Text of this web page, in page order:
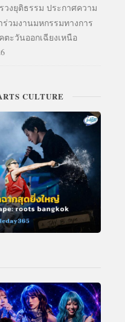
วงยุติธรรม ประกาศความ
วมงานมหกรรมทางการ
ะวันออกเฉียงเหนือ
CULTURE